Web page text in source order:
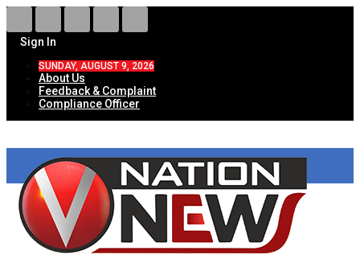
Sign In
SUNDAY, AUGUST 9, 2026
About Us
Feedback & Complaint
Compliance Officer
HOME
ताज़ा खबरें
देश